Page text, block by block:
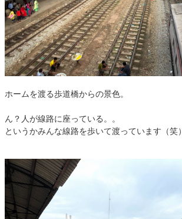
ホームを渡る歩道橋からの景色。
ん？人が線路に座っている。。
というかみんな線路を歩いて渡っています（笑）